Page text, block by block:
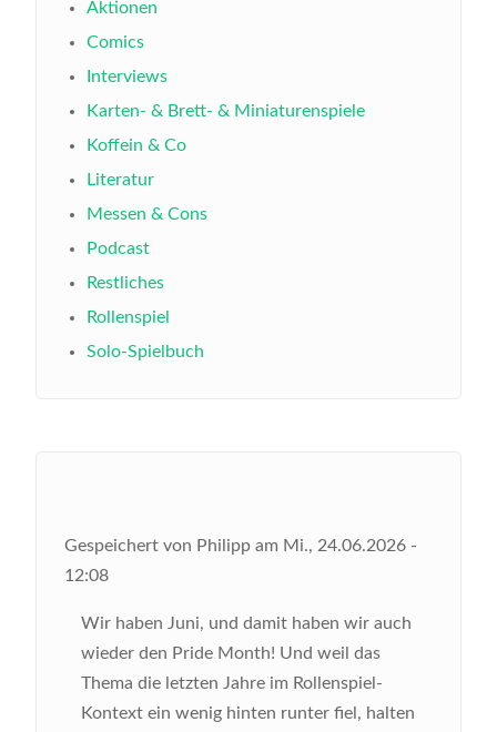
Aktionen
Comics
Interviews
Karten- & Brett- & Miniaturenspiele
Koffein & Co
Literatur
Messen & Cons
Podcast
Restliches
Rollenspiel
Solo-Spielbuch
Gespeichert von Philipp am Mi., 24.06.2026 -
12:08
Wir haben Juni, und damit haben wir auch
wieder den Pride Month! Und weil das
Thema die letzten Jahre im Rollenspiel-
Kontext ein wenig hinten runter fiel, halten